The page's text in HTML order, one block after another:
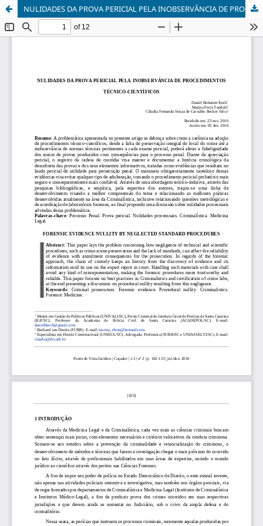
NULIDADES DA PROVA PERICIAL PELA INOBSERVÂNCIA DE PROCEDIMENTOS TÉCNICO-CIENTÍFICOS